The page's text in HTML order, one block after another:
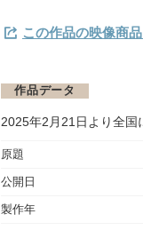
この作品の映像商
作品データ
2025年2月21日より全国
原題
公開日
製作年